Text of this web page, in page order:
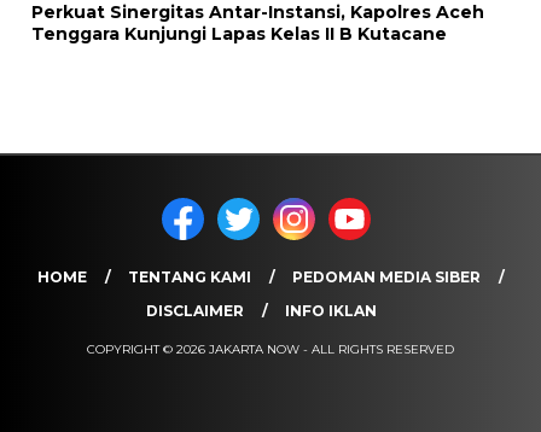
Perkuat Sinergitas Antar-Instansi, Kapolres Aceh
Tenggara Kunjungi Lapas Kelas II B Kutacane
HOME TENTANG KAMI
PEDOMAN MEDIA SIBER
DISCLAIMER
INFO IKLAN
COPYRIGHT © 2026 JAKARTA NOW - ALL RIGHTS RESERVED